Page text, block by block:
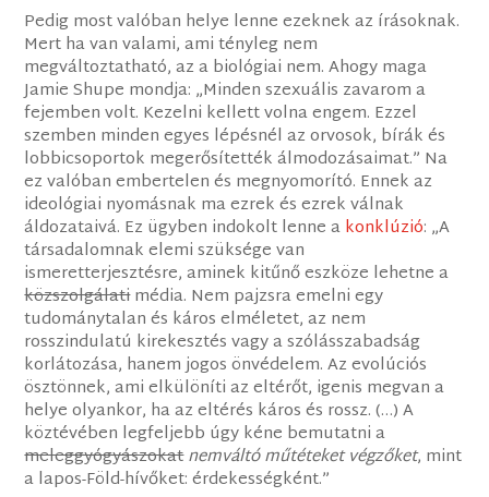
Pedig most valóban helye lenne ezeknek az írásoknak.
Mert ha van valami, ami tényleg nem
megváltoztatható, az a biológiai nem. Ahogy maga
Jamie Shupe mondja: „Minden szexuális zavarom a
fejemben volt. Kezelni kellett volna engem. Ezzel
szemben minden egyes lépésnél az orvosok, bírák és
lobbicsoportok megerősítették álmodozásaimat.” Na
ez valóban embertelen és megnyomorító. Ennek az
ideológiai nyomásnak ma ezrek és ezrek válnak
áldozataivá. Ez ügyben indokolt lenne akonklúzió: „A
társadalomnak elemi szüksége van
ismeretterjesztésre, aminek kitűnő eszköze lehetne a
közszolgálatimédia. Nem pajzsra emelni egy
tudománytalan és káros elméletet, az nem
rosszindulatú kirekesztés vagy a szólásszabadság
korlátozása, hanem jogos önvédelem. Az evolúciós
ösztönnek, ami elkülöníti az eltérőt, igenis megvan a
helye olyankor, ha az eltérés káros és rossz. (…) A
köztévében legfeljebb úgy kéne bemutatni a
meleggyógyászokatnemváltó műtéteket végzőket, mint
a lapos-Föld-hívőket: érdekességként.”